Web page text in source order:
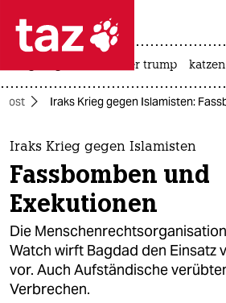
 taz zahl ich
taz zahl ich
themen
politik
öko
gesellschaft
kultur
usa unter trump katzen
Iraks Krieg gegen Islamisten:
Iraks Krieg gegen Islamisten
Fassbomben und
Exekutionen
Die
Watch wirft Bagdad den Einsatz
vor. Auch Aufständische
Verbrechen.